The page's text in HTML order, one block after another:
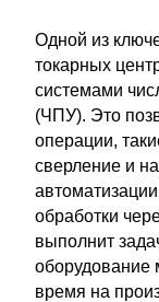
Одной из
токарных
системами
(ЧПУ). Это
операции,
сверление и
обработки
выполнит
оборудование
время на